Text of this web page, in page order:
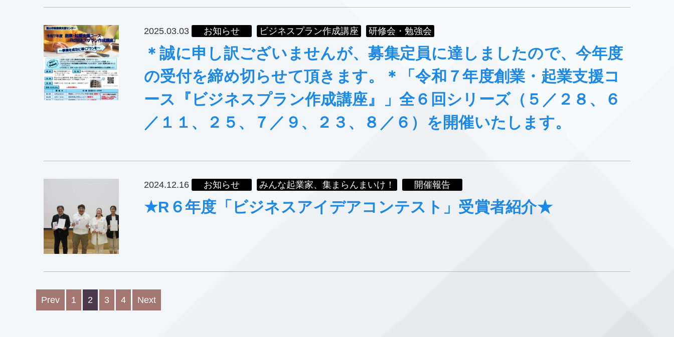
2025.03.03 お知らせ ビジネスプラン作成講座 研修会・勉強会
＊誠に申し訳ございませんが、募集定員に達しましたので、今年度
の受付を締め切らせて頂きます。＊「令和７年度創業・起業支援コ
ース『ビジネスプラン作成講座』」全６回シリーズ（５／２８、６
／１１、２５、７／９、２３、８／６）を開催いたします。
2024.12.16 お知らせ みんな起業家、集まらんまいけ！ 開催報告
★R６年度「ビジネスアイデアコンテスト」受賞者紹介★
Prev 1 2 3 4 Next